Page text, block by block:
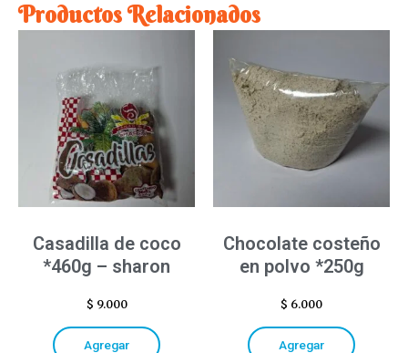
Productos Relacionados
Casadilla de coco
*460g – sharon
$ 9.000
Agregar
Chocolate costeño
en polvo *250g
$ 6.000
Agregar